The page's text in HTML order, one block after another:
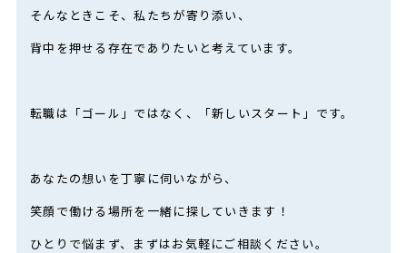
そんなときこそ、私たちが寄り添い、
背中を押せる存在でありたいと考えています。
転職は「ゴール」ではなく、「新しいスタート」です。
あなたの想いを丁寧に伺いながら、
笑顔で働ける場所を一緒に探していきます！
ひとりで悩まず、まずはお気軽にご相談ください。